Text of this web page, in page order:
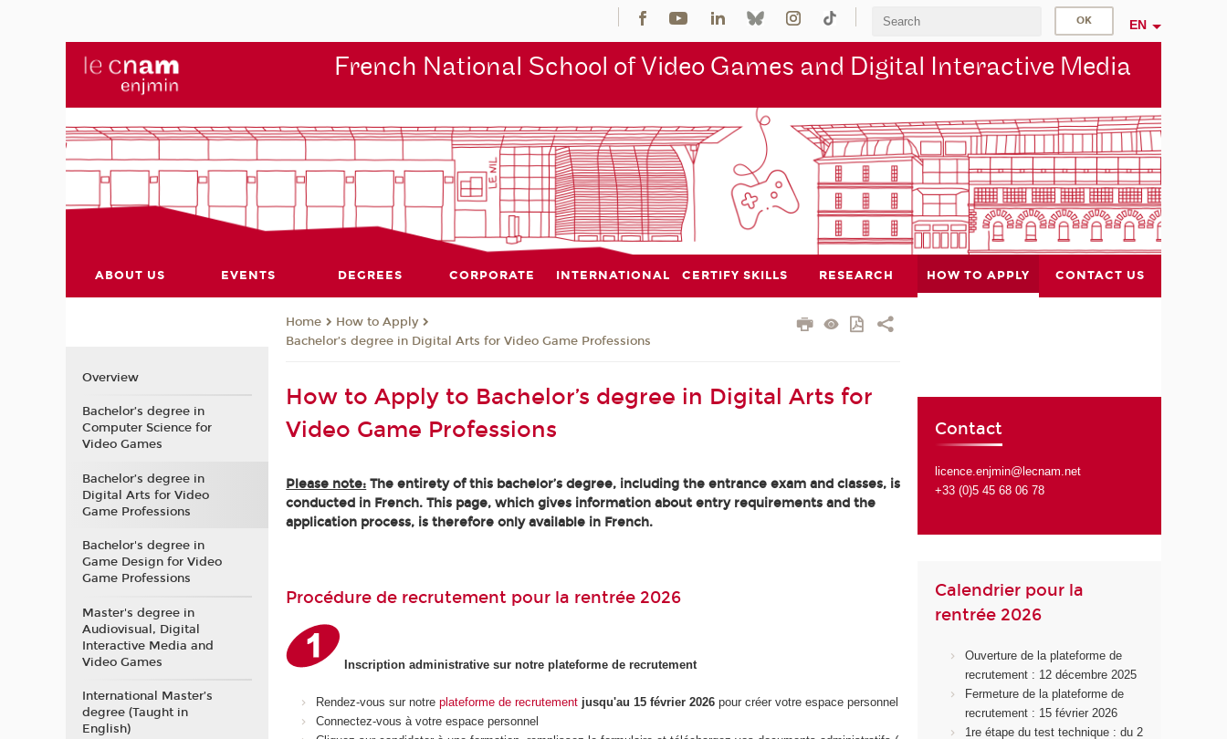
EN
French National School of Video Games and Digital Interactive Media
ABOUT US EVENTS DEGREES CORPORATE INTERNATIONAL CERTIFY SKILLS RESEARCH HOW TO APPLY CONTACT US
Home
How to Apply
Bachelor’s degree in Digital Arts for Video Game Professions
How to Apply to Bachelor’s degree in Digital Arts for
Video Game Professions
Please note: The entirety of this bachelor’s degree, including the entrance exam and classes, is
conducted in French. This page, which gives information about entry requirements and the
application process, is therefore only available in French.
Procédure de recrutement pour la rentrée 2026
Inscription administrative sur notre plateforme de recrutement
Rendez-vous sur notre plateforme de recrutement jusqu'au 15 février 2026pour créer votre espace personnel
Connectez-vous à votre espace personnel
Contact
licence.enjmin@lecnam.net
+33 (0)5 45 68 06 78
Calendrier pour la
rentrée 2026
Ouverture de la plateforme de
recrutement : 12 décembre 2025
Fermeture de la plateforme de
recrutement : 15 février 2026
1re étape du test technique : du 2
Overview
Bachelor’s degree in
Computer Science for
Video Games
Bachelor’s degree in
Digital Arts for Video
Game Professions
Bachelor's degree in
Game Design for Video
Game Professions
Master's degree in
Audiovisual, Digital
Interactive Media and
Video Games
International Master’s
degree (Taught in
English)